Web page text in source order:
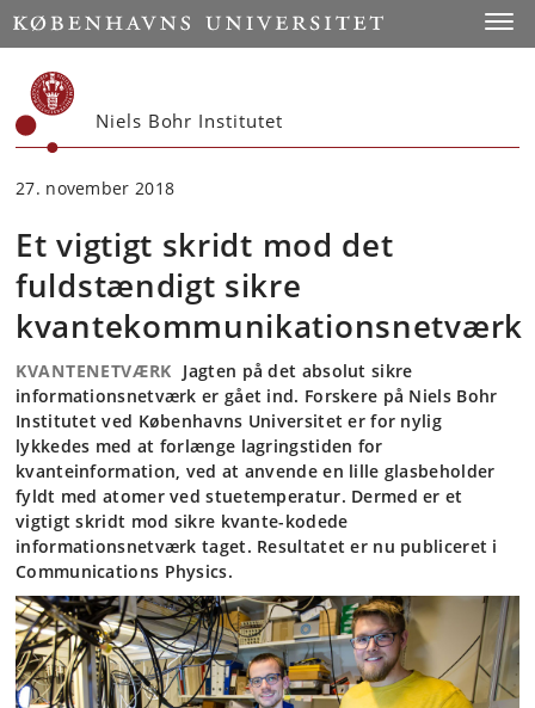
Start
Niels Bohr Institutet
27. november 2018
Et vigtigt skridt mod det
fuldstændigt sikre
kvantekommunikationsnetværk
KVANTENETVÆRK Jagten på det absolut sikre
informationsnetværk er gået ind. Forskere på Niels Bohr
Institutet ved Københavns Universitet er for nylig
lykkedes med at forlænge lagringstiden for
kvanteinformation, ved at anvende en lille glasbeholder
fyldt med atomer ved stuetemperatur. Dermed er et
vigtigt skridt mod sikre kvante-kodede
informationsnetværk taget. Resultatet er nu publiceret i
Communications Physics.